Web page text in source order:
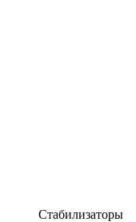
Стабилизаторы